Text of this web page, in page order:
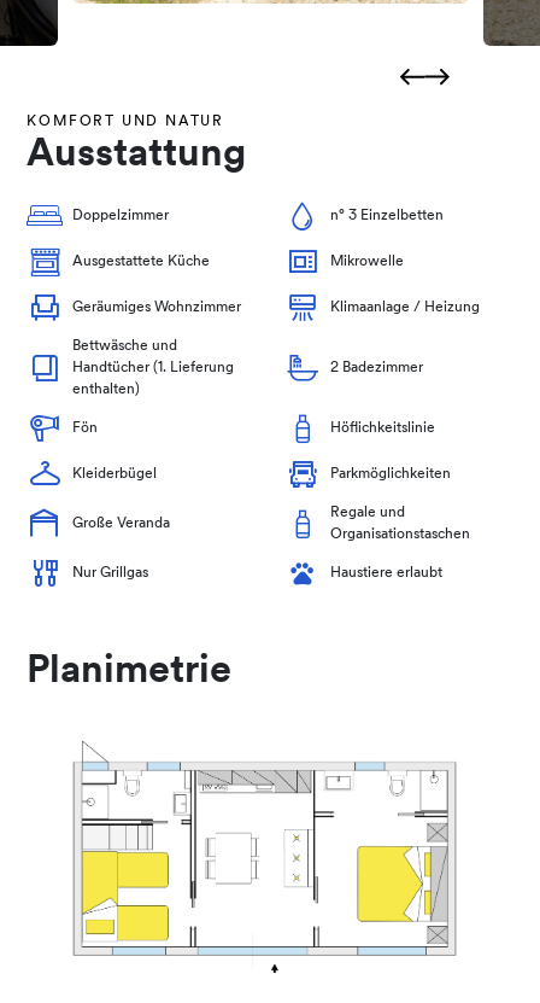
KOMFORT UND NATUR
Ausstattung
Doppelzimmer n° 3 Einzelbetten
Ausgestattete Küche Mikrowelle
Geräumiges Wohnzimmer Klimaanlage / Heizung
Bettwäsche und
Handtücher (1. Lieferung
enthalten)
2 Badezimmer
Fön Höflichkeitslinie
Kleiderbügel Parkmöglichkeiten
Große Veranda
Regale und
Organisationstaschen
Nur Grillgas Haustiere erlaubt
Planimetrie